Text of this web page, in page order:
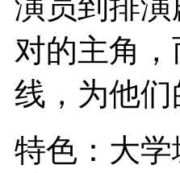
对的主角
线，为他
特色：大